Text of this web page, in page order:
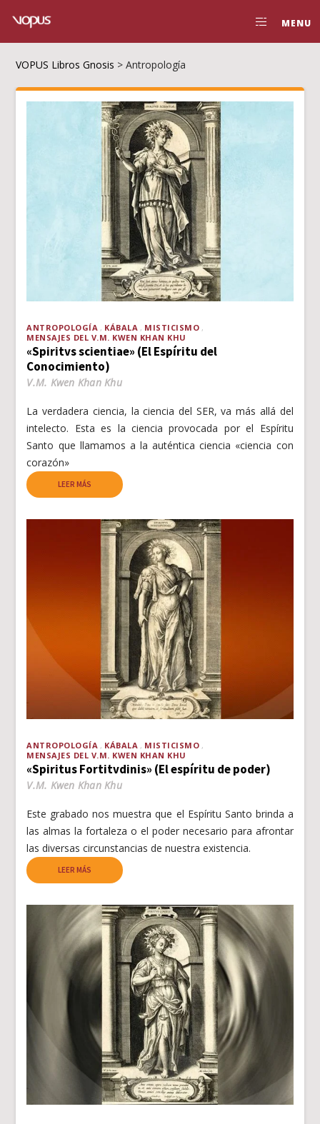
MENU
VOPUS Libros Gnosis >Antropología
ANTROPOLOGÍA KÁBALA
MISTICISMO
MENSAJES DEL V.M. KWEN KHAN KHU
«Spiritvs scientiae» (El Espíritu del
Conocimiento)
V.M. Kwen Khan Khu
La verdadera ciencia, la ciencia del SER, va más allá del
intelecto. Esta es la ciencia provocada por el Espíritu
Santo que llamamos a la auténtica ciencia «ciencia con
corazón»
LEER MÁS
ANTROPOLOGÍA KÁBALA
MISTICISMO
MENSAJES DEL V.M. KWEN KHAN KHU
«Spiritus Fortitvdinis» (El espíritu de poder)
V.M. Kwen Khan Khu
Este grabado nos muestra que el Espíritu Santo brinda a
las almas la fortaleza o el poder necesario para afrontar
las diversas circunstancias de nuestra existencia.
LEER MÁS